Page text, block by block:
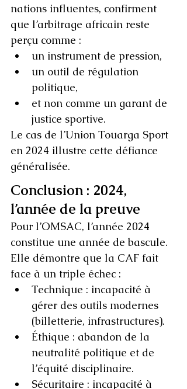
nations influentes, confirment
que l’arbitrage africain reste
perçu comme :
un instrument de pression,
un outil de régulation
politique,
et non comme un garant de
justice sportive.
Le cas de l’Union Touarga Sport
en 2024 illustre cette défiance
généralisée.
Conclusion : 2024,
l’année de la preuve
Pour l’OMSAC, l’année 2024
constitue une année de bascule.
Elle démontre que la CAF fait
face à un triple échec :
Technique : incapacité à
gérer des outils modernes
(billetterie, infrastructures).
Éthique : abandon de la
neutralité politique et de
l’équité disciplinaire.
Sécuritaire : incapacité à